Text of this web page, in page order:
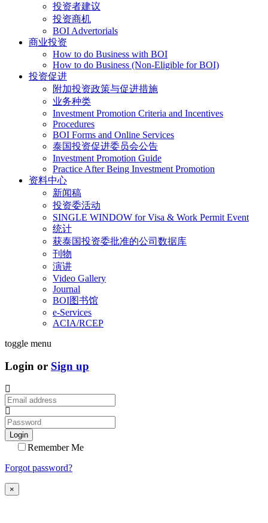
投资者建议
投资商机
BOI Advertorials
商业投资
How to do Business with BOI
How to do Business (Non-Eligible for BOI)
投资促进
附加投资政策与促进措施
业务种类
Investment Promotion Criteria and Incentives
Procedures
BOI Forms and Online Services
泰国投资促进委员会公告
Investment Promotion Guide
Practice After Being Investment Promotion
资料中心
新闻稿
投资委活动
SINGLE WINDOW for Visa & Work Permit Event
统计
获泰国投资委批准的公司数据库
刊物
演讲
Video Gallery
Journal
BOI图书馆
e-Services
ACIA/RCEP
toggle menu
Login or Sign up
Login
Remember Me
Forgot password?
×